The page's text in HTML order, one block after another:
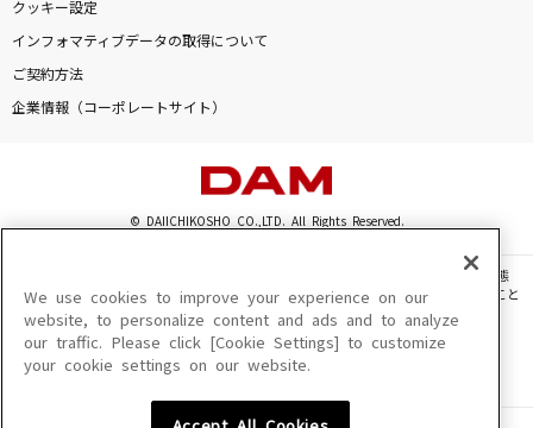
クッキー設定
インフォマティブデータの取得について
ご契約方法
企業情報（コーポレートサイト）
© DAIICHIKOSHO CO.,LTD. All Rights Reserved.
このサイトに掲載されている一切の文章・画像・写真・動画・音声等を、手段や形態
を問わず、著作権法の定める範囲を超えて無断で複製、転載、ファイル化などすること
を禁じます。
楽曲及びコンテンツは、機種によりご利用いただけない場合があります。
楽曲及びコンテンツの配信日、配信内容が変更になる場合があります。
We use cookies to improve your experience on our
website, to personalize content and ads and to analyze
our traffic. Please click [Cookie Settings] to customize
your cookie settings on our website.